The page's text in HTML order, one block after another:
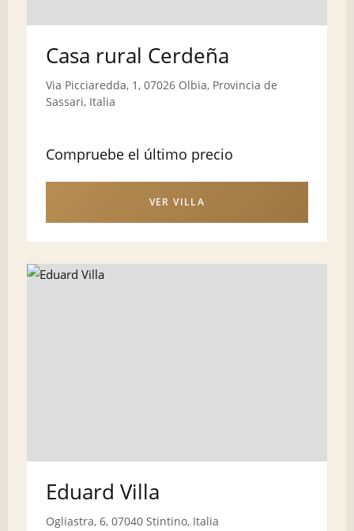
Casa rural Cerdeña
Via Picciaredda, 1, 07026 Olbia, Provincia de
Sassari, Italia
Compruebe el último precio
VER VILLA
Eduard Villa
Ogliastra, 6, 07040 Stintino, Italia